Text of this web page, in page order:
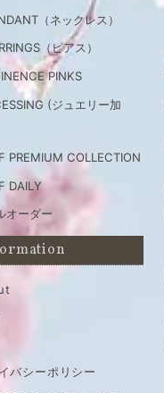
（ネックレス）
（ピアス）
PINKS
(ジュエリー加
PREMIUM COLLECTION
DAILY
オーダー
バシーポリシー